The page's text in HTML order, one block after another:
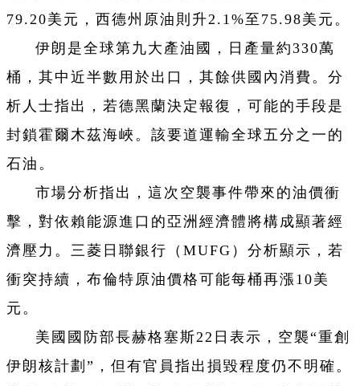
79.20美元，西德州原油則升2.1%至75.98美元。
伊朗是全球第九大產油國，日產量約330萬
桶，其中近半數用於出口，其餘供國內消費。分
析人士指出，若德黑蘭決定報復，可能的手段是
封鎖霍爾木茲海峽。該要道運輸全球五分之一的
石油。
市場分析指出，這次空襲事件帶來的油價衝
擊，對依賴能源進口的亞洲經濟體將構成顯著經
濟壓力。三菱日聯銀行（MUFG）分析顯示，若
衝突持續，布倫特原油價格可能每桶再漲10美
元。
美國國防部長赫格塞斯22日表示，空襲“重創
伊朗核計劃”，但有官員指出損毀程度仍不明確。